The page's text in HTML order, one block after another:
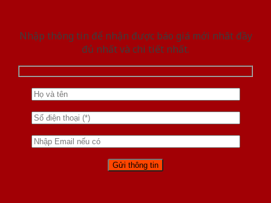
Nhập thông tin để nhận được báo giá mới nhât đầy
đủ nhất và chi tiết nhất.